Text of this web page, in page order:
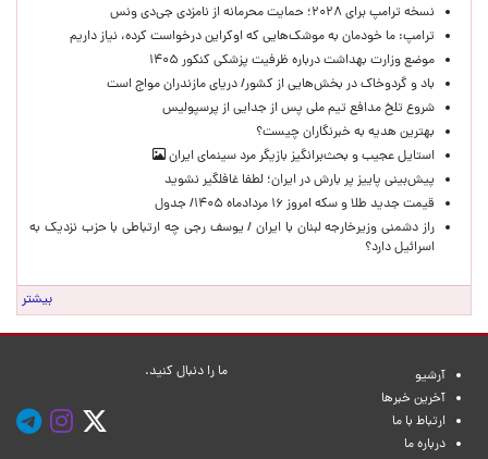
نسخه ترامپ برای ۲۰۲۸؛ حمایت محرمانه از نامزدی جی‌دی ونس
ترامپ: ما خودمان به موشک‌هایی که اوکراین درخواست کرده، نیاز داریم
موضع وزارت بهداشت درباره ظرفیت پزشکی کنکور ۱۴۰۵
باد و گردوخاک در بخش‌هایی از کشور/ دریای مازندران مواج است
شروع تلخ مدافع تیم ملی پس از جدایی از پرسپولیس
بهترین هدیه به خبرنگاران چیست؟
استایل عجیب و بحث‌برانگیز بازیگر مرد سینمای ایران
پیش‌بینی پاییز پر بارش در ایران؛ لطفا غافلگیر نشوید
قیمت جدید طلا و سکه امروز ۱۶ مردادماه ۱۴۰۵/ جدول
راز دشمنی وزیرخارجه لبنان با ایران / یوسف رجی چه ارتباطی با حزب نزدیک به
اسرائیل دارد؟
بیشتر
آرشیو
آخرین خبرها
ارتباط با ما
درباره ما
ما را دنبال کنید.